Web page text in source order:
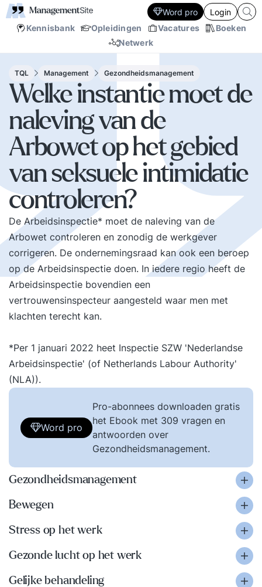
Kennisbank Opleidingen Vacatures
Boeken
Netwerk
Word pro Login
TQL Management Gezondheidsmanagement
Welke instantie moet de
naleving van de
Arbowet op het gebied
van seksuele intimidatie
controleren?
De Arbeidsinspectie* moet de naleving van de
Arbowet controleren en zonodig de werkgever
corrigeren. De ondernemingsraad kan ook een beroep
op de Arbeidsinspectie doen. In iedere regio heeft de
Arbeidsinspectie bovendien een
vertrouwensinspecteur aangesteld waar men met
klachten terecht kan.
*Per 1 januari 2022 heet Inspectie SZW 'Nederlandse
Arbeidsinspectie' (of Netherlands Labour Authority'
(NLA)).
Word pro
Pro-abonnees downloaden gratis
het Ebook met 309 vragen en
antwoorden over
Gezondheidsmanagement.
Gezondheidsmanagement
Bewegen
Stress op het werk
Gezonde lucht op het werk
Gelijke behandeling